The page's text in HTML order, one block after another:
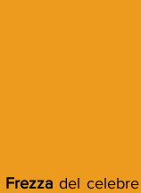
Frezza del celebre